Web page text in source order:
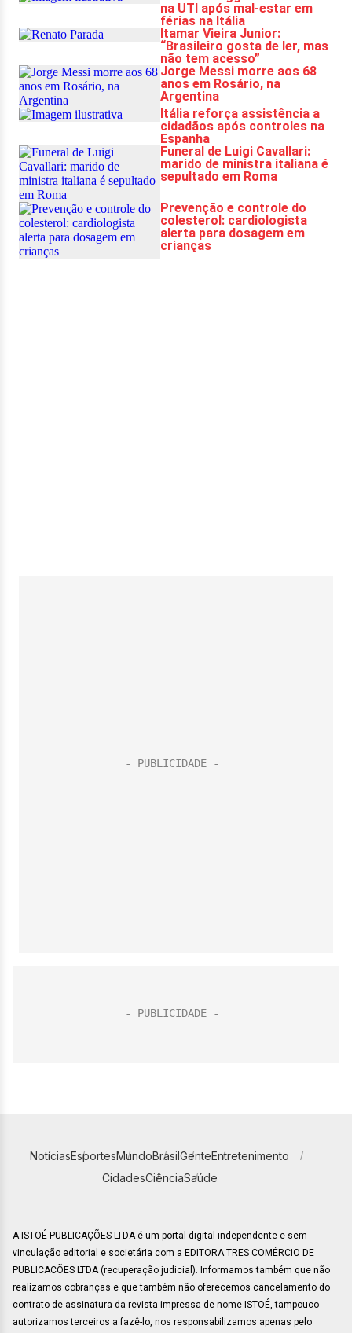
NotíciasEsportesMundoBrasilGenteEntretenimento
CidadesCiênciaSaúde
A ISTOÉ PUBLICAÇÕES LTDA é um portal digital independente e sem
vinculação editorial e societária com a EDITORA TRES COMÉRCIO DE
PUBLICACÕES LTDA (recuperação judicial). Informamos também que não
realizamos cobranças e que também não oferecemos cancelamento do
contrato de assinatura da revista impressa de nome ISTOÉ, tampouco
autorizamos terceiros a fazê-lo, nos responsabilizamos apenas pelo